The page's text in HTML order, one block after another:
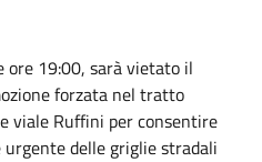
ore 19:00, sarà vietato il
forzata nel tratto
viale Ruffini per consentire
delle griglie stradali